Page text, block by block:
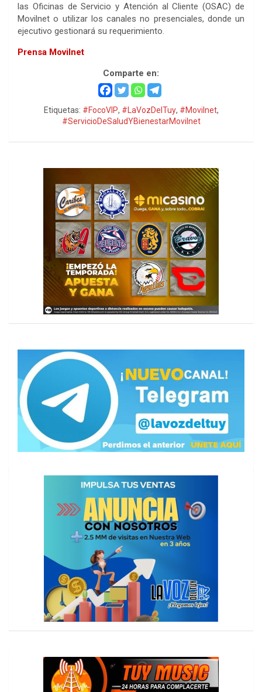
las Oficinas de Servicio y Atención al Cliente (OSAC) de
Movilnet o utilizar los canales no presenciales, donde un
ejecutivo gestionará su requerimiento.
Prensa Movilnet
Comparte en:
Etiquetas: #FocoVIP, #LaVozDelTuy, #Movilnet,
#ServicioDeSaludYBienestarMovilnet